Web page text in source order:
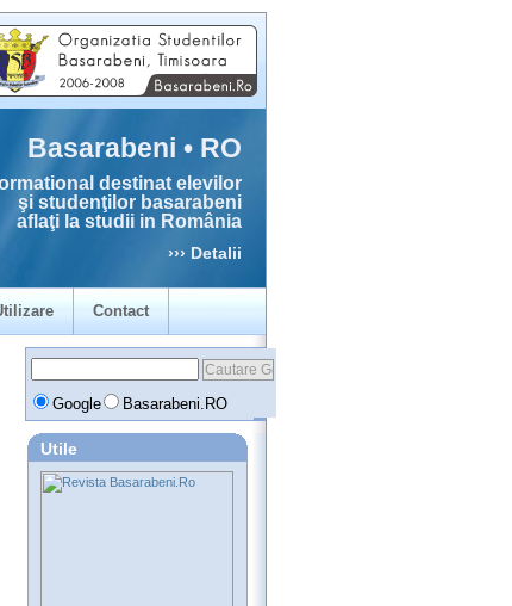
Basarabeni • RO
destinat elevilor
şi studenţilor basarabeni
aflaţi la studii in România
››› Detalii
Contact
Google Basarabeni.RO
Utile